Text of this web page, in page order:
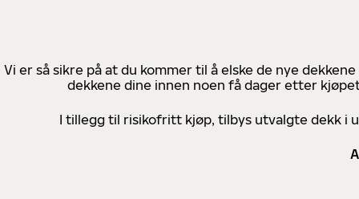
Vi er så sikre på at du kommer til å elske de nye
dekkene dine innen noen få dager etter
I tillegg til risikofritt kjøp, tilbys utvalgte dekk i